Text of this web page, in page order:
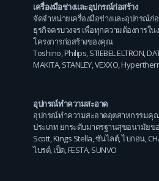
เครื่องมือช่างและอุปกรณ์ก่อสร้าง
จัดจำหน่ายเครื่องมือช่างและอุปกรณ์ก่
ธุรกิจครบวงจร เพื่อทุกความต้องการใ
โครงการก่อสร้างของคุณ
Toshino,Philips,STIEBEL ELTRON,
MAKITA,STANLEY,VEXXO,
อุปกรณ์ทำความสะอาด
อุปกรณ์ทำความสะอาดอุตสาหกรรมคุ
ประเภท ยกระดับมาตรฐานสุขอนามัย
Scott,Kings Stella,ซันไลต์,ไบกอน,
ไบรต์,เป็ด,FESTA,SUNVO